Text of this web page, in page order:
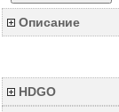
Описание
HDGO